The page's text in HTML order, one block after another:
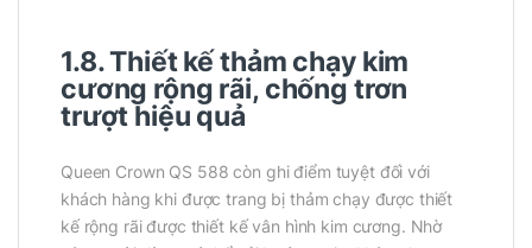
1.8. Thiết kế thảm chạy kim
cương rộng rãi, chống trơn
trượt hiệu quả
Queen Crown QS 588 còn ghi điểm tuyệt đối với
khách hàng khi được trang bị thảm chạy được thiết
kế rộng rãi được thiết kế vân hình kim cương. Nhờ